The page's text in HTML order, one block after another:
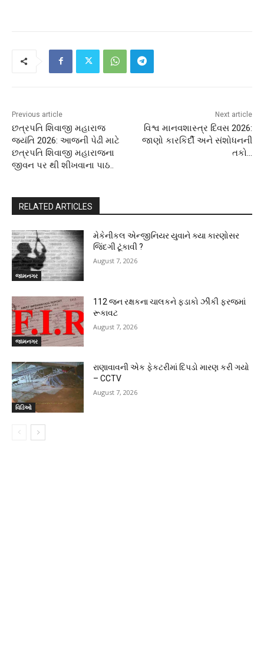
Previous article
છત્રપતિ શિવાજી મહારાજ
જયંતિ 2026: આજની પેઢી માટે
છત્રપતિ શિવાજી મહારાજના
જીવન પર થી શીખવાના પાઠ..
Next article
વિશ્વ માનવશાસ્ત્ર દિવસ 2026:
જાણો કારકિર્દી અને સંશોધનની
તકો…
RELATED ARTICLES
જામનગર
મેકેનીકલ એન્જીનિયર યુવાને ક્યા કારણોસર
જિંદગી ટૂંકાવી ?
August 7, 2026
જામનગર
112 જન રક્ષકના ચાલકને ફડાકો ઝીંકી ફરજમાં
રૂકાવટ
August 7, 2026
વિડિઓ
રાણાવાવની એક ફેકટરીમાં દિપડો મારણ કરી ગયો
– CCTV
August 7, 2026